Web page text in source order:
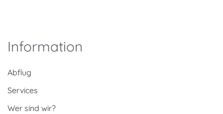
Information
Abflug
Services
Wer sind wir?